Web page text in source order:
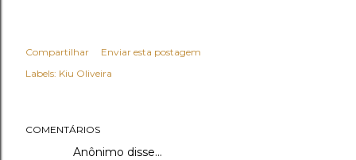
Compartilhar
Enviar esta postagem
Labels: Kiu Oliveira
COMENTÁRIOS
Anônimo disse…